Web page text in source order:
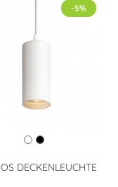
DECKENLEUCHTE
-5%